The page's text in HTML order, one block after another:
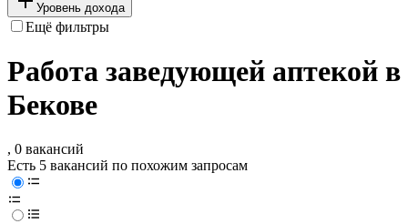
Уровень дохода
Ещё фильтры
Работа заведующей аптекой в
Бекове
, 0 вакансий
Есть 5 вакансий по похожим запросам